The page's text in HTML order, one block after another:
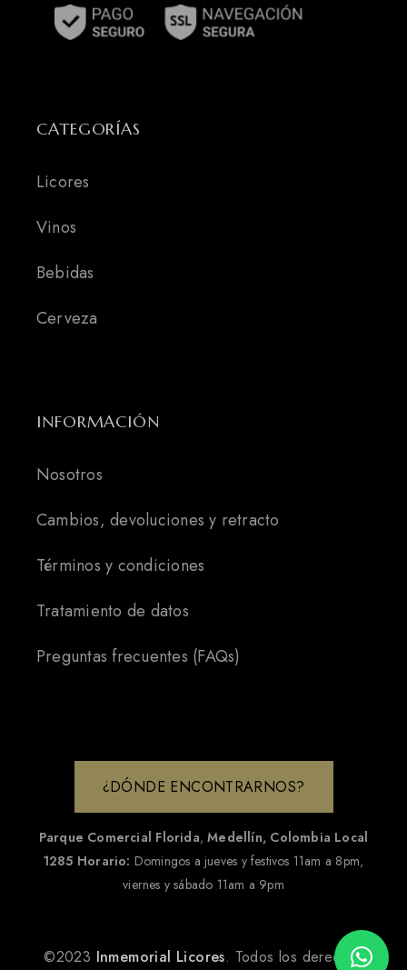
CATEGORÍAS
Licores
Vinos
Bebidas
Cerveza
INFORMACIÓN
Nosotros
Cambios, devoluciones y retracto
Términos y condiciones
Tratamiento de datos
Preguntas frecuentes (FAQs)
¿DÓNDE ENCONTRARNOS?
Parque Comercial Florida,Medellín, Colombia Local
1285 Horario: Domingos a jueves y festivos 11am a 8pm,
viernes y sábado 11am a 9pm
©2023 Inmemorial Licores. Todos los derechos